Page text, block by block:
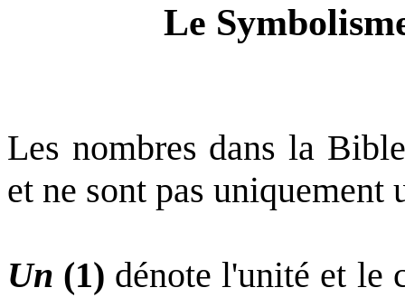
Le
Les nombres dans la
et ne sont pas uniquement
Un (1) dénote l'unité et le